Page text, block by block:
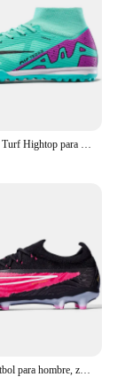
Botas de fútbol Turf Hightop para hombres, zapatos de fútbol para interiores y exteriores, zapatillas de deporte, tacos TF, entrenamiento atlético para jóvenes
Zapatillas de fútbol para hombre, zapatos de entrenamiento profesional, botas de fútbol para interior y exterior, TF/FG